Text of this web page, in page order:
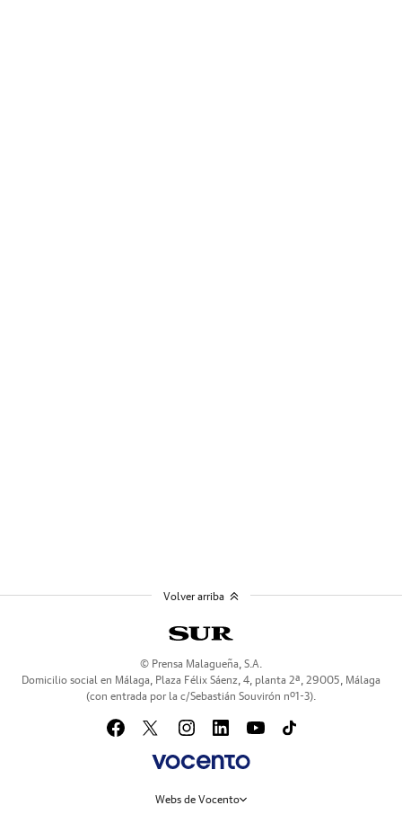
© Prensa Malagueña, S.A.
Domicilio social en Málaga, Plaza Félix Sáenz, 4, planta 2ª, 29005, Málaga
(con entrada por la c/Sebastián Souvirón nº1-3).
Webs de Vocento
Volver arriba